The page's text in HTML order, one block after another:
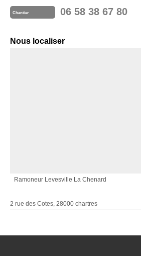
Chantier 06 58 38 67 80
Nous localiser
Ramoneur Levesville La Chenard
2 rue des Cotes, 28000 chartres